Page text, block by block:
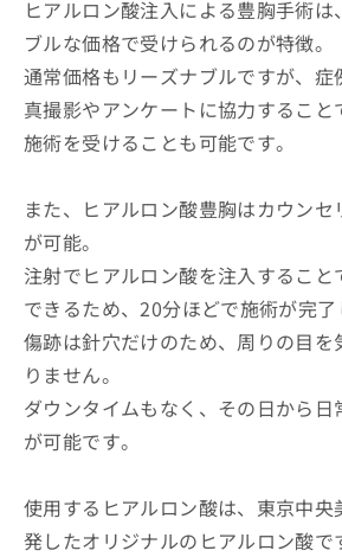
ヒアルロン酸注入による豊胸手術
ブルな価格で受けられるのが特徴。
通常価格もリーズナブルですが、症
真撮影やアンケートに協力すること
施術を受けることも可能です。
また、ヒアルロン酸豊胸はカウン
が可能。
注射でヒアルロン酸を注入するこ
できるため、20分ほどで施術が完了
傷跡は針穴だけのため、周りの目を
りません。
ダウンタイムもなく、その日から日
が可能です。
使用するヒアルロン酸は、東京中央
発したオリジナルのヒアルロン酸で